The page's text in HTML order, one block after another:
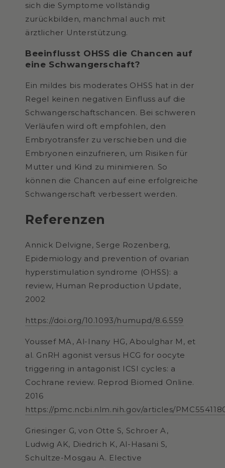
sich die Symptome vollständig
zurückbilden, manchmal auch mit
ärztlicher Unterstützung.
Beeinflusst OHSS die Chancen auf
eine Schwangerschaft?
Ein mildes bis moderates OHSS hat in der
Regel keinen negativen Einfluss auf die
Schwangerschaftschancen. Bei schweren
Verläufen wird oft empfohlen, den
Embryotransfer zu verschieben und die
Embryonen einzufrieren, um Risiken für
Mutter und Kind zu minimieren. So
können die Chancen auf eine erfolgreiche
Schwangerschaft verbessert werden.
Referenzen
Annick Delvigne, Serge Rozenberg,
Epidemiology and prevention of ovarian
hyperstimulation syndrome (OHSS): a
review, Human Reproduction Update,
2002
https://doi.org/10.1093/humupd/8.6.559
Youssef MA, Al-Inany HG, Aboulghar M, et
al. GnRH agonist versus HCG for oocyte
triggering in antagonist ICSI cycles: a
Cochrane review. Reprod Biomed Online.
2016
https://pmc.ncbi.nlm.nih.gov/articles/
Griesinger G, von Otte S, Schroer A,
Ludwig AK, Diedrich K, Al-Hasani S,
Schultze-Mosgau A. Elective